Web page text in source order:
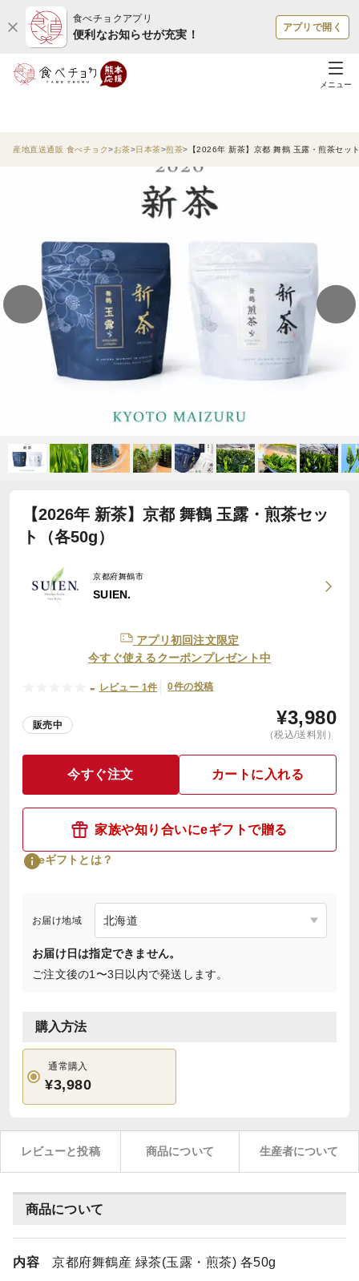
食べチョクアプリ
便利なお知らせが充実！
アプリで開く
メニュー
産地直送通販 食べチョク お茶 日本茶 煎茶 【2026年 新茶】京都 舞鶴 玉露・煎茶セッ
【2026年 新茶】京都 舞鶴 玉露・煎茶セッ
ト（各50g）
京都府舞鶴市
SUIEN.
アプリ初回注文限定
今すぐ使えるクーポンプレゼント中
- レビュー 1件 0件の投稿
販売中 ¥3,980
（税込/送料別）
今すぐ注文 カートに入れる
家族や知り合いにeギフトで贈る
eギフトとは？
お届け地域
お届け日は指定できません。
ご注文後の1〜3日以内で発送します。
購入方法
通常購入
¥3,980
レビューと投稿 商品について 生産者について
商品について
内容 京都府舞鶴産 緑茶(玉露・煎茶) 各50g